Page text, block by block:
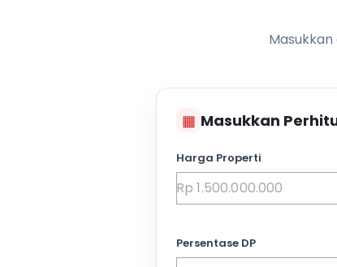
▦ Masukkan
Harga Properti
Persentase DP